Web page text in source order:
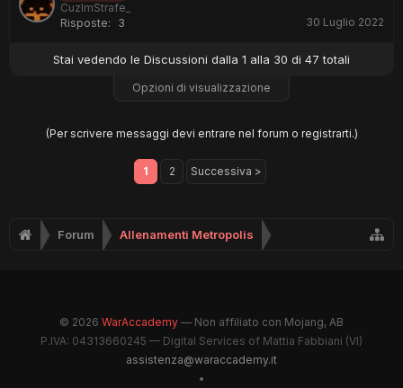
CuzImStrafe_
Risposte:
3 30 Luglio 2022
Stai vedendo le Discussioni dalla 1 alla 30 di 47 totali
Opzioni di visualizzazione
(Per scrivere messaggi devi entrare nel forum o registrarti.)
1 2 Successiva >
Forum Allenamenti Metropolis
© 2026 WarAccademy — Non affiliato con Mojang, AB
P.IVA: 04313660245 — Digital Services of Mattia Fabbiani (VI)
assistenza@waraccademy.it
•